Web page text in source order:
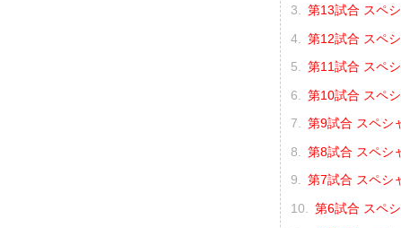
第13試合 スペ
第12試合 スペ
第11試合 スペ
第10試合 スペ
第9試合 スペシ
第8試合 スペシ
第7試合 スペシ
第6試合 スペ